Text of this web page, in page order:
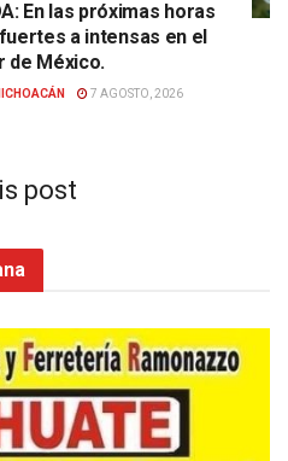
En las próximas horas
a intensas en el
de México.
7 AGOSTO, 2026
post